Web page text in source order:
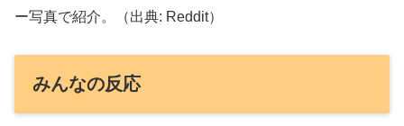
ー写真で紹介。（出典: Reddit）
みんなの反応